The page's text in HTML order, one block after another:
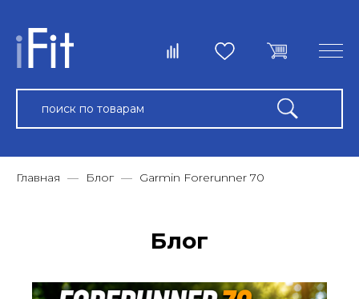
Главная Блог Garmin Forerunner 70
Блог